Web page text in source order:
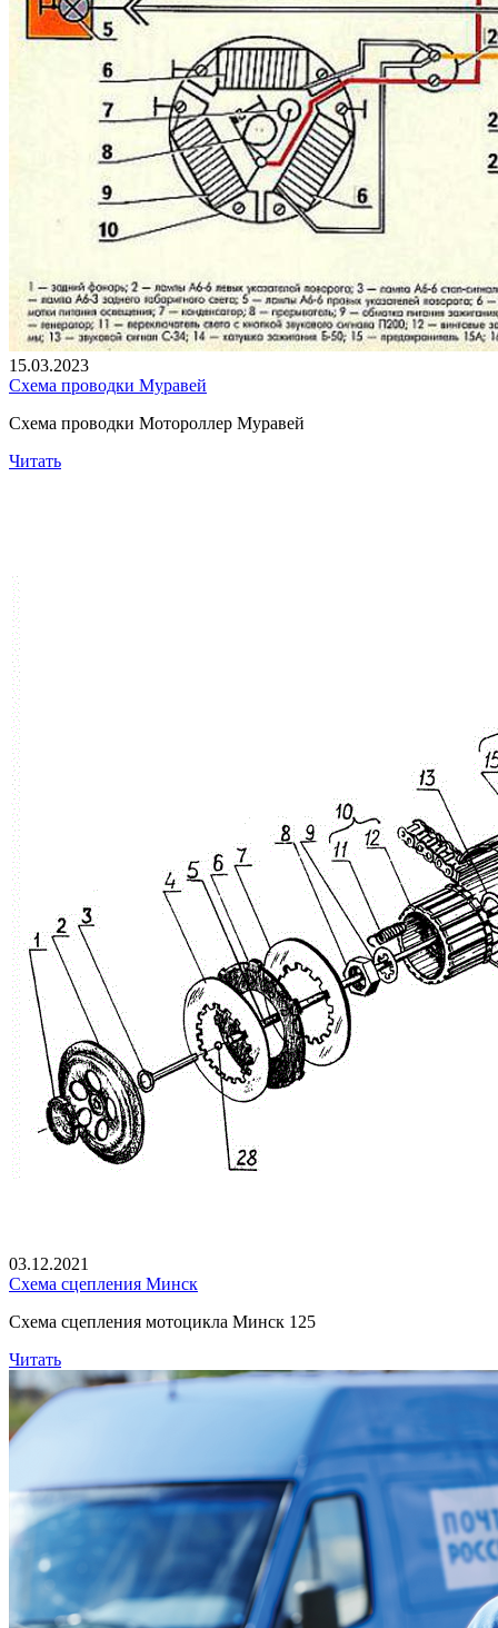
15.03.2023
Схема проводки Муравей
Схема проводки Мотороллер Муравей
Читать
03.12.2021
Схема сцепления Минск
Схема сцепления мотоцикла Минск 125
Читать